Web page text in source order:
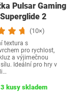
Pulsar Gaming
2
(10×)
textura s
pro rychlost,
a výjimečnou
Ideální pro hry v
3 kusy skladem